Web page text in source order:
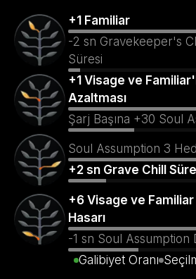
+1 Familiar
-2 sn Gravekeeper's
Süresi
+1 Visage ve
Azaltması
Şarj Başına +30 Soul
Soul Assumption 3
+2 sn Grave Chill
+6 Visage ve
Hasarı
-1 sn Soul Assumption
Galibiyet Oranı